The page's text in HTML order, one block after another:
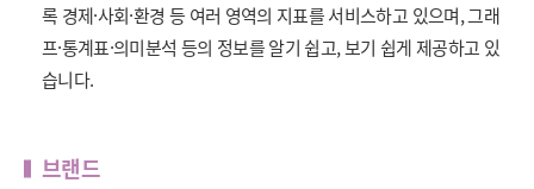
록 경제·사회·환경 등 여러 영역의 지표를 서비스하고 있으며, 그래
프·통계표·의미분석 등의 정보를 알기 쉽고, 보기 쉽게 제공하고 있
습니다.
브랜드